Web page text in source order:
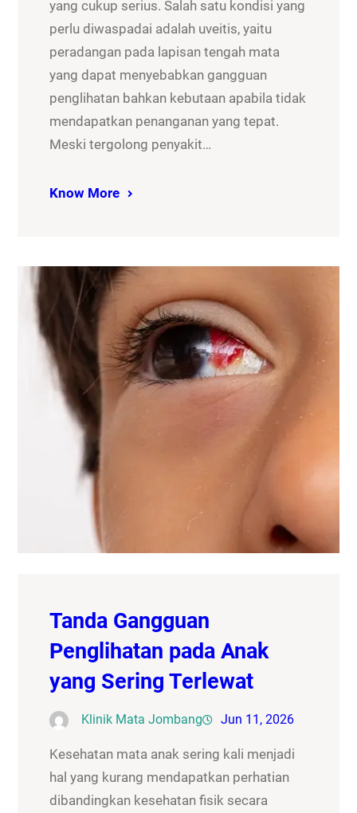
yang cukup serius. Salah satu kondisi yang
perlu diwaspadai adalah uveitis, yaitu
peradangan pada lapisan tengah mata
yang dapat menyebabkan gangguan
penglihatan bahkan kebutaan apabila tidak
mendapatkan penanganan yang tepat.
Meski tergolong penyakit…
Know More
Tanda Gangguan
Penglihatan pada Anak
yang Sering Terlewat
Klinik Mata Jombang Jun 11, 2026
Kesehatan mata anak sering kali menjadi
hal yang kurang mendapatkan perhatian
dibandingkan kesehatan fisik secara